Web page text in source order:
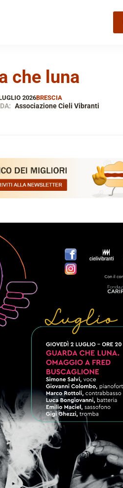
che luna
2026BRESCIA
Associazione Cieli Vibranti